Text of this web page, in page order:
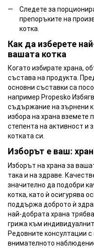
Следете за
препоръките на
котка.
Как да изберете
вашата котка
Когато избирате храна,
състава на продукта.
основни съставки са
например Propesko
съдържание на зърнени
избора на храна вземете
степента на активност и
котката си.
Изборът е ваш:
Изборът на храна за
така и на здраве.
значително да подобри
котка, като ѝ осигурява
поддържа доброто ѝ
най-добрата храна
грижа към
Редовните консултации
внимателното